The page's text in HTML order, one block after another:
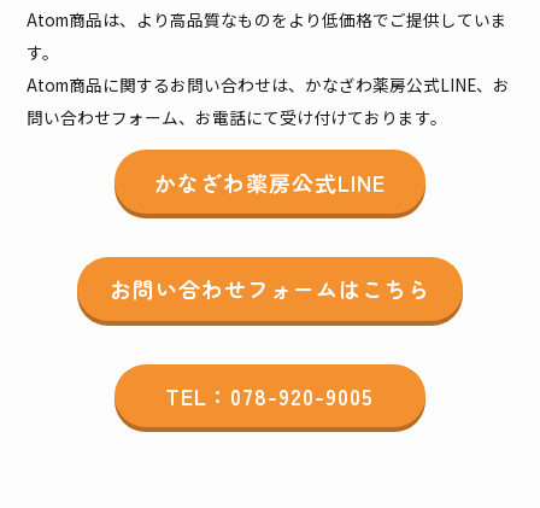
Atom商品は、より高品質なものをより低価格でご提供していま
す。
Atom商品に関するお問い合わせは、かなざわ薬房公式LINE、お
問い合わせフォーム、お電話にて受け付けております。
かなざわ薬房公式LINE
お問い合わせフォームはこちら
TEL：078-920-9005